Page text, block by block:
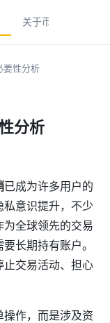
关于币安
要性分析
分析
已成为许多用户的
意识提升，不少
全球领先的交易
长期持有账户。
止交易活动、担心
操作，而是涉及资